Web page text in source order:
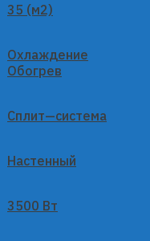
35 (м2)
Охлаждение
Обогрев
Сплит—система
Настенный
3500 Вт